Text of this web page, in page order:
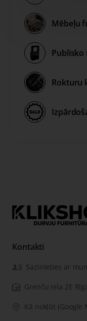
Mēbeļu
Rokturu
Kontakti
Sazinieties ar
Grenču iela 2E
Kā nokļūt (Google